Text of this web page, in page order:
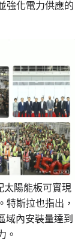
強化電力供應的
太陽能板可實現
特斯拉也指出，
域內安裝量達到
。